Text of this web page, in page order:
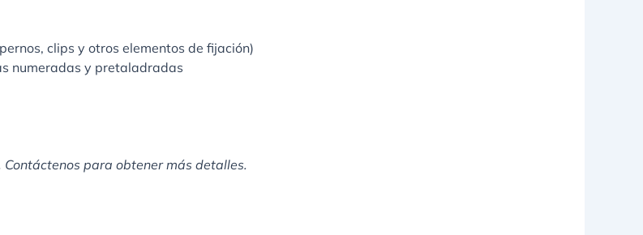
clips y otros elementos de fijación)
numeradas y pretaladradas
para obtener más detalles.